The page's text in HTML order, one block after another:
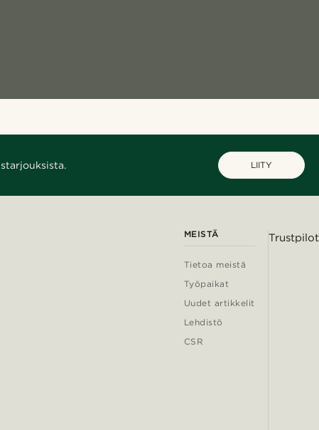
LIITY
MEISTÄ
Tietoa meistä
Työpaikat
Uudet artikkelit
Lehdistö
CSR
Trustpilot